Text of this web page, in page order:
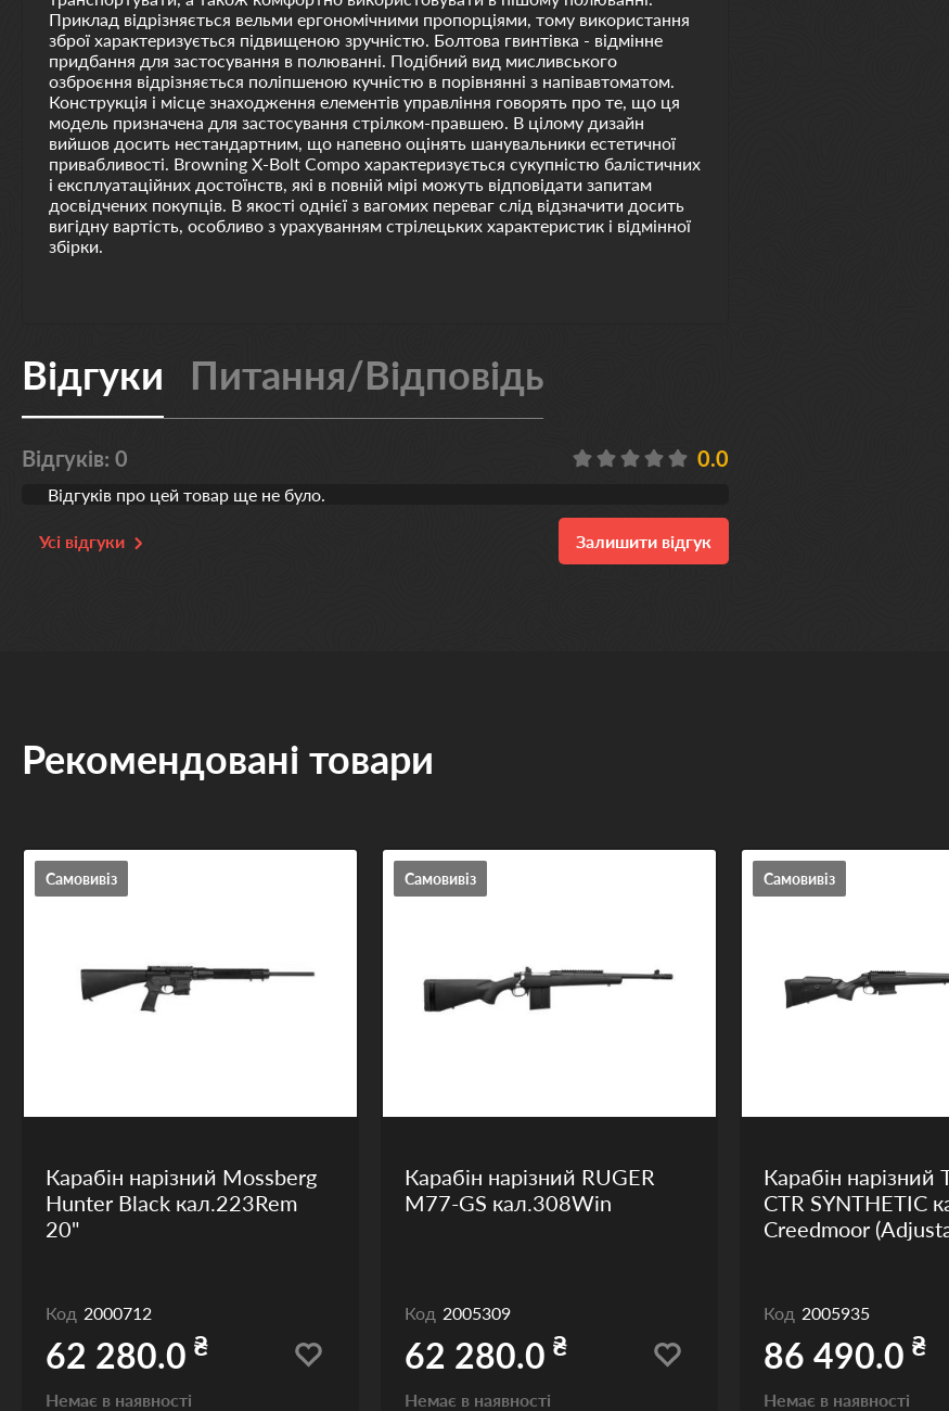
Приклад відрізняється вельми ергономічними пропорціями, тому використання
зброї характеризується підвищеною зручністю. Болтова гвинтівка - відмінне
придбання для застосування в полюванні. Подібний вид мисливського
озброєння відрізняється поліпшеною кучністю в порівнянні з напівавтоматом.
Конструкція і місце знаходження елементів управління говорять про те, що ця
модель призначена для застосування стрілком-правшею. В цілому дизайн
вийшов досить нестандартним, що напевно оцінять шанувальники естетичної
привабливості. Browning X-Bolt Compo характеризується сукупністю балістичних
і експлуатаційних достоїнств, які в повній мірі можуть відповідати запитам
досвідчених покупців. В якості однієї з вагомих переваг слід відзначити досить
вигідну вартість, особливо з урахуванням стрілецьких характеристик і відмінної
збірки.
Відгуки Питання/Відповідь
Відгуків: 0 0.0
Відгуків про цей товар ще не було.
Усі відгуки Залишити відгук
Рекомендовані товари
Самовивіз
Карабін нарізний Mossberg
Hunter Black кал.223Rem
20"
Код 2000712
62 280.0 ₴
Немає в наявності
Самовивіз
Карабін нарізний RUGER
M77-GS кал.308Win
Код 2005309
62 280.0 ₴
Немає в наявності
Самовивіз
Карабін нарізний
CTR SYNTHETIC
Creedmoor
Код 2005935
86 490.0 ₴
Немає в наявності